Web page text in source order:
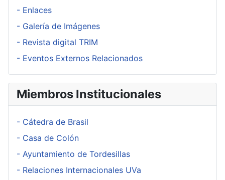
- Enlaces
- Galería de Imágenes
- Revista digital TRIM
- Eventos Externos Relacionados
Miembros Institucionales
- Cátedra de Brasil
- Casa de Colón
- Ayuntamiento de Tordesillas
- Relaciones Internacionales UVa